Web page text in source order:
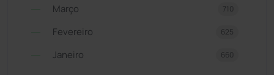
Março 710
Fevereiro 625
Janeiro 660